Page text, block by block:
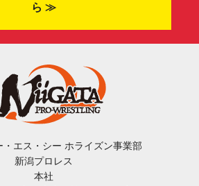
ら ≫
・エス・シー ホライズン事業部
新潟プロレス
本社